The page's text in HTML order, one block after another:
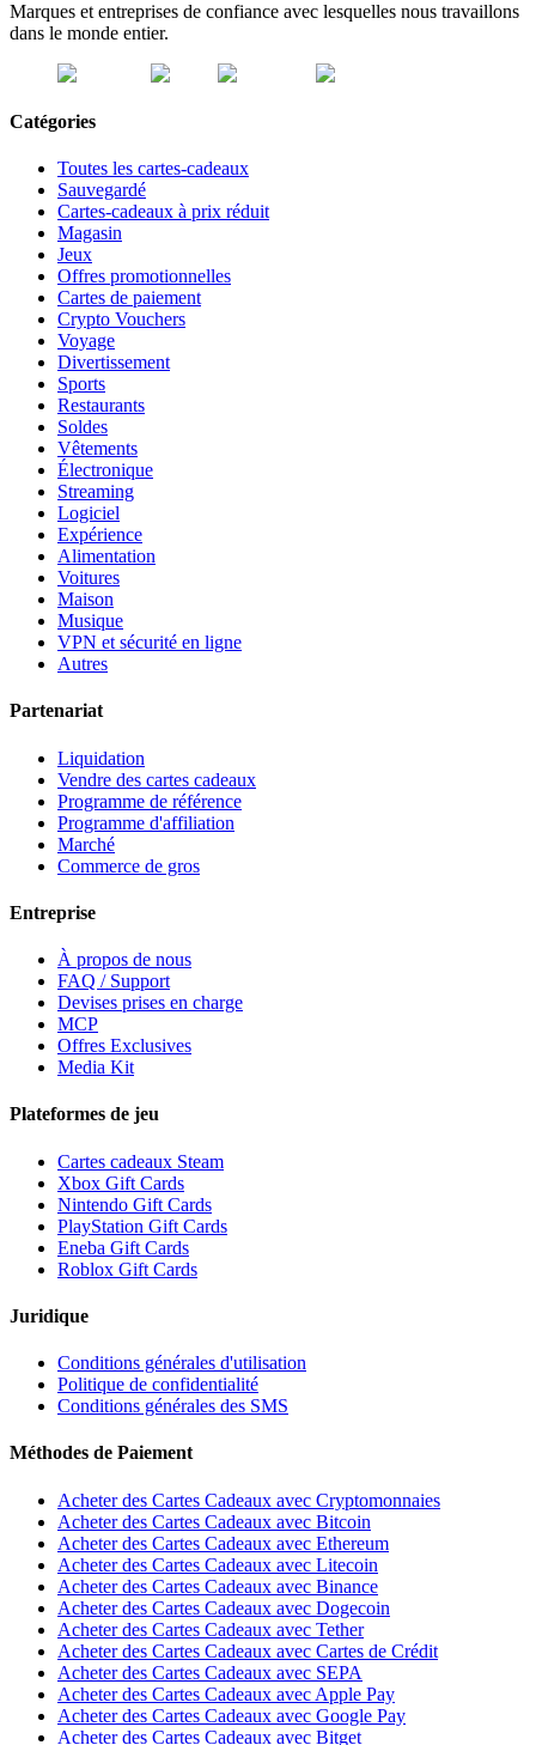
Marques et entreprises de confiance avec lesquelles nous travaillons
dans le monde entier.
Catégories
Toutes les cartes-cadeaux
Sauvegardé
Cartes-cadeaux à prix réduit
Magasin
Jeux
Offres promotionnelles
Cartes de paiement
Crypto Vouchers
Voyage
Divertissement
Sports
Restaurants
Soldes
Vêtements
Électronique
Streaming
Logiciel
Expérience
Alimentation
Voitures
Maison
Musique
VPN et sécurité en ligne
Autres
Partenariat
Liquidation
Vendre des cartes cadeaux
Programme de référence
Programme d'affiliation
Marché
Commerce de gros
Entreprise
À propos de nous
FAQ / Support
Devises prises en charge
MCP
Offres Exclusives
Media Kit
Plateformes de jeu
Cartes cadeaux Steam
Xbox Gift Cards
Nintendo Gift Cards
PlayStation Gift Cards
Eneba Gift Cards
Roblox Gift Cards
Juridique
Conditions générales d'utilisation
Politique de confidentialité
Conditions générales des SMS
Méthodes de Paiement
Acheter des Cartes Cadeaux avec Cryptomonnaies
Acheter des Cartes Cadeaux avec Bitcoin
Acheter des Cartes Cadeaux avec Ethereum
Acheter des Cartes Cadeaux avec Litecoin
Acheter des Cartes Cadeaux avec Binance
Acheter des Cartes Cadeaux avec Dogecoin
Acheter des Cartes Cadeaux avec Tether
Acheter des Cartes Cadeaux avec Cartes de Crédit
Acheter des Cartes Cadeaux avec SEPA
Acheter des Cartes Cadeaux avec Apple Pay
Acheter des Cartes Cadeaux avec Google Pay
Acheter des Cartes Cadeaux avec Bitget